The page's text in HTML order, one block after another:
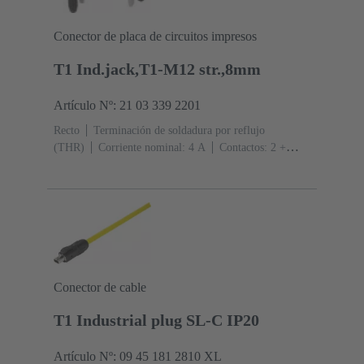
Conector de placa de circuitos impresos
T1 Ind.jack,T1-M12 str.,8mm
Artículo Nº: 21 03 339 2201
Recto
Terminación de soldadura por reflujo
(THR)
Corriente nominal: ‌4 A
Contactos: 2 +
Conector de cable
T1 Industrial plug SL-C IP20
Artículo Nº: 09 45 181 2810 XL